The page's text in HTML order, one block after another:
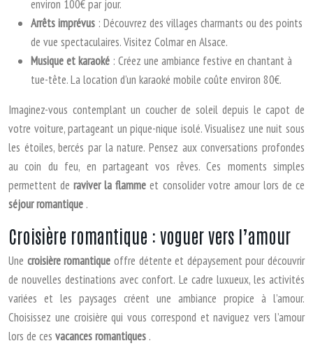
environ 100€ par jour.
Arrêts imprévus : Découvrez des villages charmants ou des points
de vue spectaculaires. Visitez Colmar en Alsace.
Musique et karaoké : Créez une ambiance festive en chantant à
tue-tête. La location d’un karaoké mobile coûte environ 80€.
Imaginez-vous contemplant un coucher de soleil depuis le capot de
votre voiture, partageant un pique-nique isolé. Visualisez une nuit sous
les étoiles, bercés par la nature. Pensez aux conversations profondes
au coin du feu, en partageant vos rêves. Ces moments simples
permettent deraviver la flammeet consolider votre amour lors de ce
séjour romantique .
Croisière romantique : voguer vers l’amour
Une croisière romantique offre détente et dépaysement pour découvrir
de nouvelles destinations avec confort. Le cadre luxueux, les activités
variées et les paysages créent une ambiance propice à l’amour.
Choisissez une croisière qui vous correspond et naviguez vers l’amour
lors de ces vacances romantiques .